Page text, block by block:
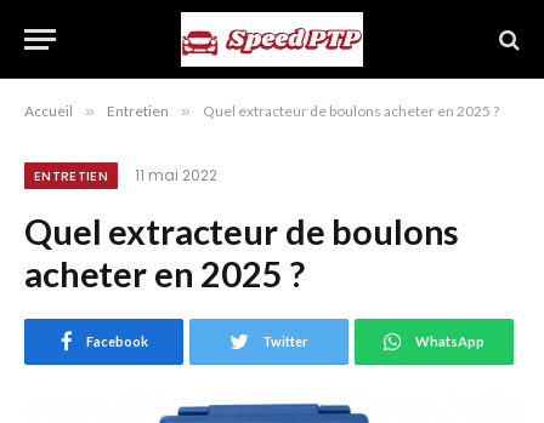
Accueil » Entretien » Quel extracteur de boulons acheter en 2025 ?
ENTRETIEN 11 mai 2022
Quel extracteur de boulons
acheter en 2025 ?
Facebook Twitter WhatsApp